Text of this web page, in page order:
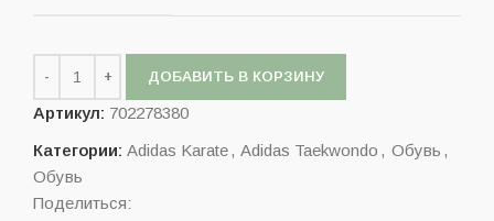
ДОБАВИТЬ В КОРЗИНУ
Артикул: 702278380
Категории: Adidas Karate, Adidas Taekwondo , Обувь ,
Обувь
Поделиться: